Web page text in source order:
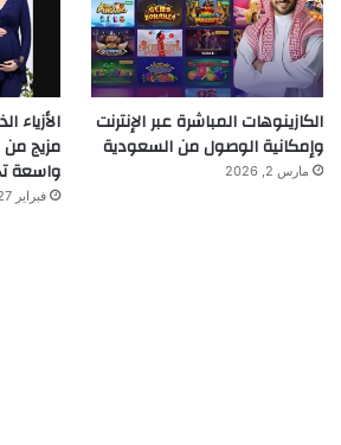
الكازينوهات المباشرة عبر الإنترنت
وإمكانية الوصول من السعودية
مارس 2, 2026
الأزياء
مزيج من
واسعة
فبراير 27, 2026